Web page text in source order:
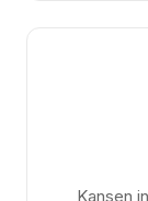
Kansen